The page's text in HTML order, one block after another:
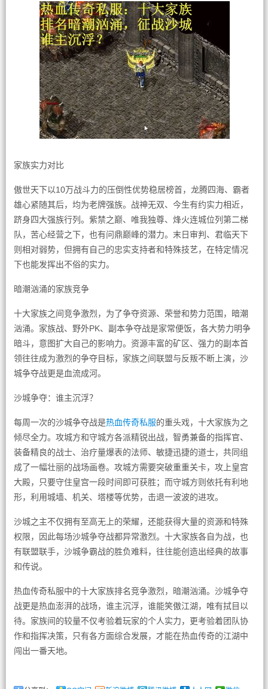
家族实力对比
傲世天下以10万战斗力的压倒性优势稳居榜首，龙腾四海、霸者
雄心紧随其后，均为老牌强族。战神无双、今生有约实力相近，
跻身四大强族行列。紫禁之巅、唯我独尊、烽火连城位列第二梯
队，苦心经营之下，也有问鼎巅峰的潜力。末日审判、君临天下
则相对弱势，但拥有自己的忠实支持者和特殊技艺，在特定情况
下也能发挥出不俗的实力。
暗潮汹涌的家族竞争
十大家族之间竞争激烈，为了争夺资源、荣誉和势力范围，暗潮
汹涌。家族战、野外PK、副本争夺战是家常便饭，各大势力明争
暗斗，意图扩大自己的影响力。资源丰富的矿区、强力的副本首
领往往成为激烈的争夺目标，家族之间联盟与反叛不断上演，沙
城争夺战更是血流成河。
沙城争夺：谁主沉浮？
每周一次的沙城争夺战是热血传奇私服的重头戏，十大家族为之
倾尽全力。攻城方和守城方各派精锐出战，智勇兼备的指挥官、
装备精良的战士、治疗量爆表的法师、敏捷迅捷的道士，共同组
成了一幅壮丽的战场画卷。攻城方需要突破重重关卡，攻上皇宫
大殿，只要守住皇宫一段时间即可获胜；而守城方则依托有利地
形，利用城墙、机关、塔楼等优势，击退一波波的进攻。
沙城之主不仅拥有至高无上的荣耀，还能获得大量的资源和特殊
权限，因此每场沙城争夺战都异常激烈。十大家族各自为战，也
有联盟联手，沙城争霸战的胜负难料，往往能创造出经典的故事
和传说。
热血传奇私服中的十大家族排名竞争激烈，暗潮汹涌。沙城争夺
战更是热血澎湃的战场，谁主沉浮，谁能笑傲江湖，唯有拭目以
待。家族间的较量不仅考验着玩家的个人实力，更考验着团队协
作和指挥决策，只有各方面综合发展，才能在热血传奇的江湖中
闯出一番天地。